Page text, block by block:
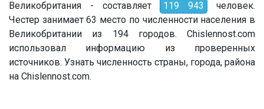
Великобритания - составляет 119 943
человек.
Честер занимает 63 место по численности населения в
Великобритании из 194 городов. Chislennost.com
использовал информацию из проверенных
источников. Узнать численность страны, города, района
на Chislennost.com.